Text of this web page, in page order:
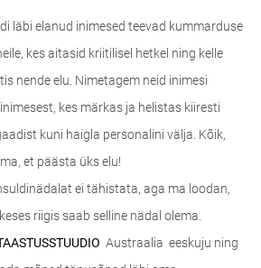
läbi elanud inimesed teevad kummarduse
kes aitasid kriitilisel hetkel ning kelle
nende elu. Nimetagem neid inimesi
kes märkas ja helistas kiiresti
kuni haigla personalini välja. Kõik,
et päästa üks elu!
ei tähistata, aga ma loodan,
riigis saab selline nädal olema.
Austraalia eeskuju ning